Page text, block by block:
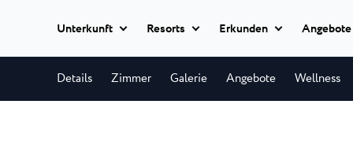
Unterkunft
Alle Hotels
Resorts
Park Resort
Erkunden
Istria Experience
Angebote
Details Zimmer Galerie Angebote Wellness
Termine hinzufügen